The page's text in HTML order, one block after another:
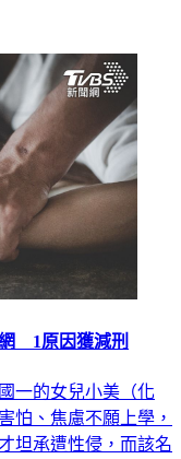
1原因獲減刑
一的女兒小美（化
怕、焦慮不願上學，
坦承遭性侵，而該名